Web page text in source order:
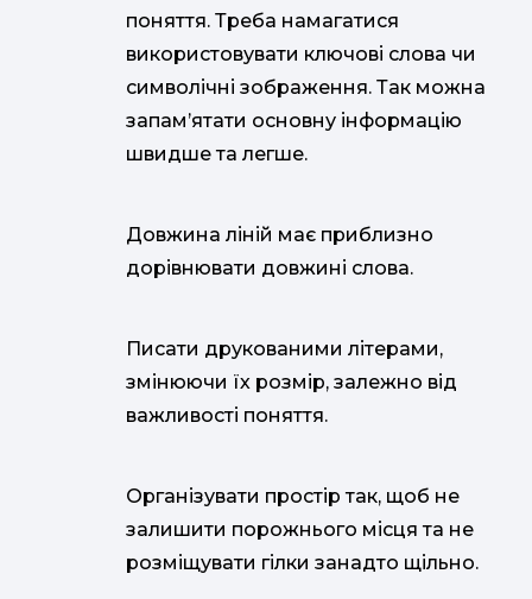
поняття. Треба намагатися
використовувати ключові слова чи
символічні зображення. Так можна
запам’ятати основну інформацію
швидше та легше.
Довжина ліній має приблизно
дорівнювати довжині слова.
Писати друкованими літерами,
змінюючи їх розмір, залежно від
важливості поняття.
Організувати простір так, щоб не
залишити порожнього місця та не
розміщувати гілки занадто щільно.